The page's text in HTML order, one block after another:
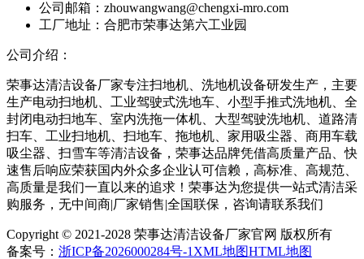
公司邮箱：zhouwangwang@chengxi-mro.com
工厂地址：合肥市荣事达第六工业园
公司介绍：
荣事达清洁设备厂家专注扫地机、洗地机设备研发生产，主要
生产电动扫地机、工业驾驶式洗地车、小型手推式洗地机、全
封闭电动扫地车、室内洗拖一体机、大型驾驶洗地机、道路清
扫车、工业扫地机、扫地车、拖地机、家用吸尘器、商用车载
吸尘器、扫雪车等清洁设备，荣事达品牌凭借高质量产品、快
速售后响应荣获国内外众多企业认可信赖，高标准、高规范、
高质量是我们一直以来的追求！荣事达为您提供一站式清洁采
购服务，无中间商|厂家销售|全国联保，咨询请联系我们
Copyright © 2021-2028 荣事达清洁设备厂家官网 版权所有
备案号： 浙ICP备2026000284号-1 XML地图HTML地图